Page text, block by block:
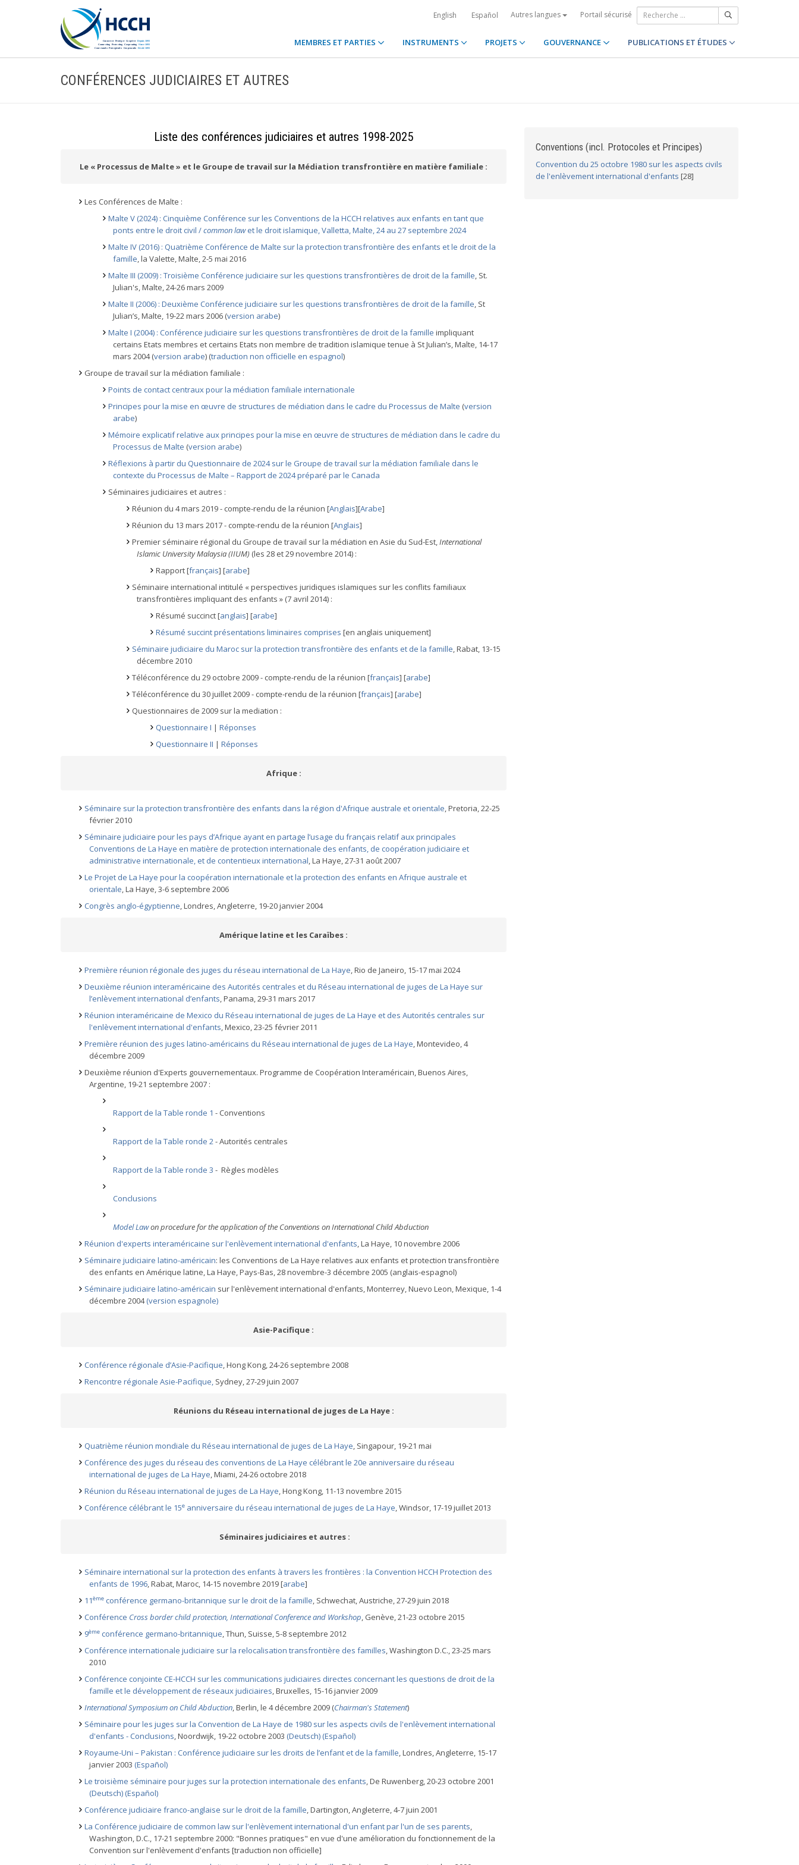
English Español Autres langues Portail sécurisé
MEMBRES ET PARTIES INSTRUMENTS PROJETS GOUVERNANCE PUBLICATIONS ET ÉTUDES
CONFÉRENCES JUDICIAIRES ET AUTRES
Liste des conférences judiciaires et autres 1998-2025
Le « Processus de Malte » et le Groupe de travail sur la Médiation transfrontière en matière familiale :
Les Conférences de Malte :
Malte V (2024) : Cinquième Conférence sur les Conventions de la HCCH relatives aux enfants en tant que
ponts entre le droit civil /common lawet le droit islamique, Valletta, Malte, 24 au 27 septembre 2024
Malte IV (2016) : Quatrième Conférence de Malte sur la protection transfrontière des enfants et le droit de la
famille, la Valette, Malte, 2-5 mai 2016
Malte III (2009) : Troisième Conférence judiciaire sur les questions transfrontières de droit de la famille, St.
Julian's, Malte, 24-26 mars 2009
Malte II (2006) : Deuxième Conférence judiciaire sur les questions transfrontières de droit de la famille, St
Julian’s, Malte, 19-22 mars 2006 (version arabe)
Malte I (2004) : Conférence judiciaire sur les questions transfrontières de droit de la famille impliquant
certains Etats membres et certains Etats non membre de tradition islamique tenue à St Julian’s, Malte, 14-17
mars 2004 (version arabe) (traduction non officielle en espagnol)
Groupe de travail sur la médiation familiale :
Points de contact centraux pour la médiation familiale internationale
Principes pour la mise en œuvre de structures de médiation dans le cadre du Processus de Malte (version
arabe)
Mémoire explicatif relative aux principes pour la mise en œuvre de structures de médiation dans le cadre du
Processus de Malte (version arabe)
Réflexions à partir du Questionnaire de 2024 sur le Groupe de travail sur la médiation familiale dans le
contexte du Processus de Malte – Rapport de 2024 préparé par le Canada
Séminaires judiciaires et autres :
Réunion du 4 mars 2019 - compte-rendu de la réunion [Anglais][Arabe]
Réunion du 13 mars 2017 - compte-rendu de la réunion [Anglais]
Premier séminaire régional du Groupe de travail sur la médiation en Asie du Sud-Est,International
Islamic University Malaysia (IIUM) (les 28 et 29 novembre 2014) :
Rapport [français] [arabe]
Séminaire international intitulé « perspectives juridiques islamiques sur les conflits familiaux
transfrontières impliquant des enfants » (7 avril 2014) :
Résumé succinct [anglais] [arabe]
Résumé succint présentations liminaires comprises [en anglais uniquement]
Séminaire judiciaire du Maroc sur la protection transfrontière des enfants et de la famille, Rabat, 13-15
décembre 2010
Téléconférence du 29 octobre 2009 - compte-rendu de la réunion [français] [arabe]
Téléconférence du 30 juillet 2009 - compte-rendu de la réunion [français] [arabe]
Questionnaires de 2009 sur la mediation :
Questionnaire I | Réponses
Questionnaire II | Réponses
Afrique :
Séminaire sur la protection transfrontière des enfants dans la région d'Afrique australe et orientale, Pretoria, 22-25
février 2010
Séminaire judiciaire pour les pays d’Afrique ayant en partage l’usage du français relatif aux principales
Conventions de La Haye en matière de protection internationale des enfants, de coopération judiciaire et
administrative internationale, et de contentieux international, La Haye, 27-31 août 2007
Le Projet de La Haye pour la coopération internationale et la protection des enfants en Afrique australe et
orientale, La Haye, 3-6 septembre 2006
Congrès anglo-égyptienne, Londres, Angleterre, 19-20 janvier 2004
Amérique latine et les Caraïbes :
Première réunion régionale des juges du réseau international de La Haye, Rio de Janeiro, 15-17 mai 2024
Deuxième réunion interaméricaine des Autorités centrales et du Réseau international de juges de La Haye sur
l’enlèvement international d’enfants, Panama, 29-31 mars 2017
Réunion interaméricaine de Mexico du Réseau international de juges de La Haye et des Autorités centrales sur
l'enlèvement international d'enfants, Mexico, 23-25 février 2011
Première réunion des juges latino-américains du Réseau international de juges de La Haye, Montevideo, 4
décembre 2009
Deuxième réunion d'Experts gouvernementaux. Programme de Coopération Interaméricain, Buenos Aires,
Argentine, 19-21 septembre 2007 :
Rapport de la Table ronde 1 - Conventions
Rapport de la Table ronde 2- Autorités centrales
Rapport de la Table ronde 3 - Règles modèles
Conclusions
Model Lawon procedure for the application of the Conventions on International Child Abduction
Réunion d'experts interaméricaine sur l'enlèvement international d'enfants, La Haye, 10 novembre 2006
Séminaire judiciaire latino-américain: les Conventions de La Haye relatives aux enfants et protection transfrontière
des enfants en Amérique latine, La Haye, Pays-Bas, 28 novembre-3 décembre 2005 (anglais-espagnol)
Séminaire judiciaire latino-américain sur l'enlèvement international d'enfants, Monterrey, Nuevo Leon, Mexique, 1-4
décembre 2004(version espagnole)
Asie-Pacifique :
Conférence régionale d’Asie-Pacifique, Hong Kong, 24-26 septembre 2008
Rencontre régionale Asie-Pacifique, Sydney, 27-29 juin 2007
Réunions du Réseau international de juges de La Haye :
Quatrième réunion mondiale du Réseau international de juges de La Haye, Singapour, 19-21 mai
Conférence des juges du réseau des conventions de La Haye célébrant le 20e anniversaire du réseau
international de juges de La Haye, Miami, 24-26 octobre 2018
Réunion du Réseau international de juges de La Haye, Hong Kong, 11-13 novembre 2015
Conférence célébrant le 15e anniversaire du réseau international de juges de La Haye, Windsor, 17-19 juillet 2013
Séminaires judiciaires et autres :
Séminaire international sur la protection des enfants à travers les frontières : la Convention HCCH Protection des
enfants de 1996, Rabat, Maroc, 14-15 novembre 2019 [arabe]
11ème conférence germano-britannique sur le droit de la famille, Schwechat, Austriche, 27-29 juin 2018
Conférence Cross border child protection, International Conference and Workshop, Genève, 21-23 octobre 2015
9ème conférence germano-britannique, Thun, Suisse, 5-8 septembre 2012
Conférence internationale judiciaire sur la relocalisation transfrontière des familles, Washington D.C., 23-25 mars
2010
Conférence conjointe CE-HCCH sur les communications judiciaires directes concernant les questions de droit de la
famille et le développement de réseaux judiciaires, Bruxelles, 15-16 janvier 2009
International Symposium on Child Abduction, Berlin, le 4 décembre 2009 (Chairman's Statement)
Séminaire pour les juges sur la Convention de La Haye de 1980 sur les aspects civils de l'enlèvement international
d'enfants - Conclusions, Noordwijk, 19-22 octobre 2003 (Deutsch) (Español)
Royaume-Uni – Pakistan : Conférence judiciaire sur les droits de l’enfant et de la famille, Londres, Angleterre, 15-17
janvier 2003 (Español)
Le troisième séminaire pour juges sur la protection internationale des enfants, De Ruwenberg, 20-23 octobre 2001
(Deutsch) (Español)
Conférence judiciaire franco-anglaise sur le droit de la famille, Dartington, Angleterre, 4-7 juin 2001
La Conférence judiciaire de common law sur l'enlèvement international d'un enfant par l'un de ses parents,
Washington, D.C., 17-21 septembre 2000: "Bonnes pratiques" en vue d'une amélioration du fonctionnement de la
Convention sur l'enlèvement d'enfants [traduction non officielle]
Conventions (incl. Protocoles et Principes)
Convention du 25 octobre 1980 sur les aspects civils
de l'enlèvement international d'enfants [28]